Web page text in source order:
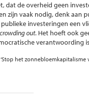
dat de overheid geen
zijn vaak nodig, denk
investeringen een
crowding out. Het hoeft ook
verantwoording
het zonnebloemkapitalisme